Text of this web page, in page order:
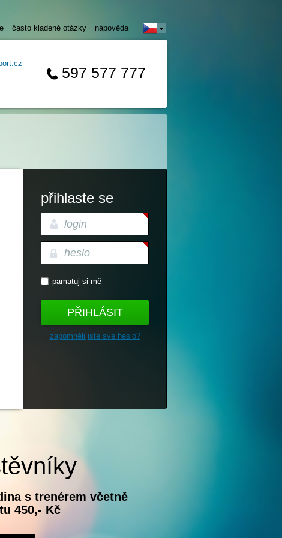
často kladené otázky nápověda
597 577 777
přihlaste se
login
heslo
pamatuj si mě
PŘIHLÁSIT
zapomněli jste své heslo?
s trenérem včetně
450,- Kč